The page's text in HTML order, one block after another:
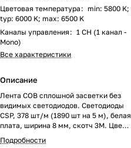
Цветовая температура : min: 5800 K;
typ: 6000 K; max: 6500 K
Каналы управления : 1 CH (1 канал -
Mono)
Все характеристики
Описание
Лента COB сплошной засветки без
видимых светодиодов. Светодиоды
CSP, 378 шт/м (1890 шт на 5 м), белая
плата, ширина 8 мм, скотч 3M. Цвет
БЕЛЫЙ 6000 K, цветопередача
CRI>90, угол 170°. Питание 24V,
Подробности